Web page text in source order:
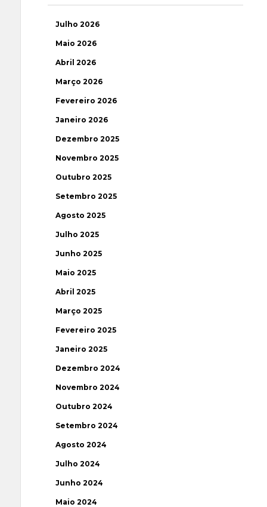
Julho 2026
Maio 2026
Abril 2026
Março 2026
Fevereiro 2026
Janeiro 2026
Dezembro 2025
Novembro 2025
Outubro 2025
Setembro 2025
Agosto 2025
Julho 2025
Junho 2025
Maio 2025
Abril 2025
Março 2025
Fevereiro 2025
Janeiro 2025
Dezembro 2024
Novembro 2024
Outubro 2024
Setembro 2024
Agosto 2024
Julho 2024
Junho 2024
Maio 2024